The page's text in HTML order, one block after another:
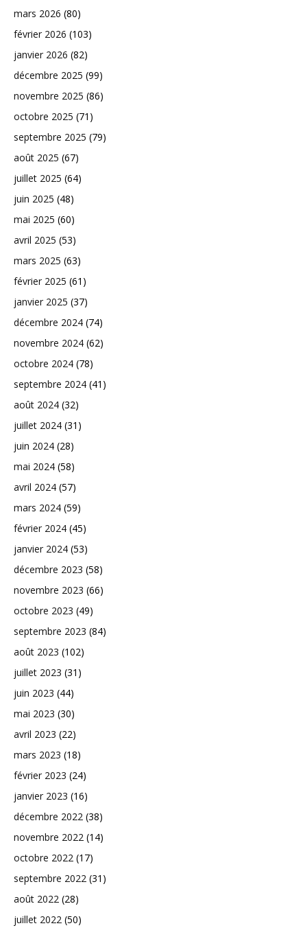
mars 2026 (80)
février 2026 (103)
janvier 2026 (82)
décembre 2025 (99)
novembre 2025 (86)
octobre 2025 (71)
septembre 2025 (79)
août 2025 (67)
juillet 2025 (64)
juin 2025 (48)
mai 2025 (60)
avril 2025 (53)
mars 2025 (63)
février 2025 (61)
janvier 2025 (37)
décembre 2024 (74)
novembre 2024 (62)
octobre 2024 (78)
septembre 2024 (41)
août 2024 (32)
juillet 2024 (31)
juin 2024 (28)
mai 2024 (58)
avril 2024 (57)
mars 2024 (59)
février 2024 (45)
janvier 2024 (53)
décembre 2023 (58)
novembre 2023 (66)
octobre 2023 (49)
septembre 2023 (84)
août 2023 (102)
juillet 2023 (31)
juin 2023 (44)
mai 2023 (30)
avril 2023 (22)
mars 2023 (18)
février 2023 (24)
janvier 2023 (16)
décembre 2022 (38)
novembre 2022 (14)
octobre 2022 (17)
septembre 2022 (31)
août 2022 (28)
juillet 2022 (50)